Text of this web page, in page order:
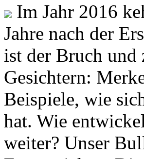
Im Jahr 2016
Jahre nach der
ist der Bruch
Gesichtern:
Beispiele, wie
hat. Wie
weiter? Unser